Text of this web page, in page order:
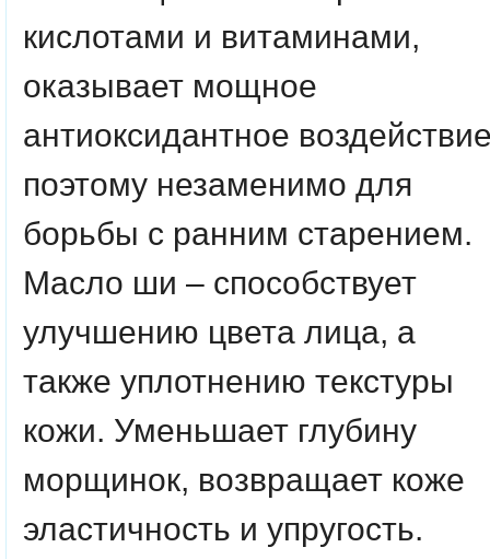
кислотами и витаминами,
оказывает мощное
антиоксидантное
поэтому незаменимо для
борьбы с ранним старением.
Масло ши – способствует
улучшению цвета лица, а
также уплотнению текстуры
кожи. Уменьшает глубину
морщинок, возвращает коже
эластичность и упругость.